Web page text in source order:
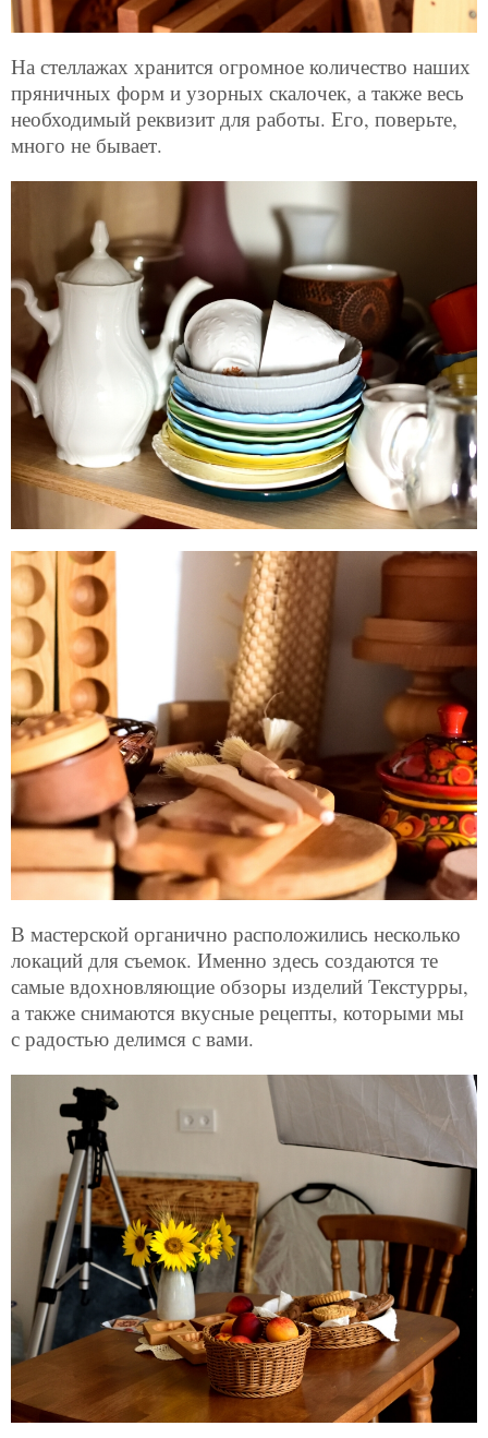
На стеллажах хранится огромное количество наших
пряничных форм и узорных скалочек, а также весь
необходимый реквизит для работы. Его, поверьте,
много не бывает.
В мастерской органично расположились несколько
локаций для съемок. Именно здесь создаются те
самые вдохновляющие обзоры изделий Текстурры,
а также снимаются вкусные рецепты, которыми мы
с радостью делимся с вами.